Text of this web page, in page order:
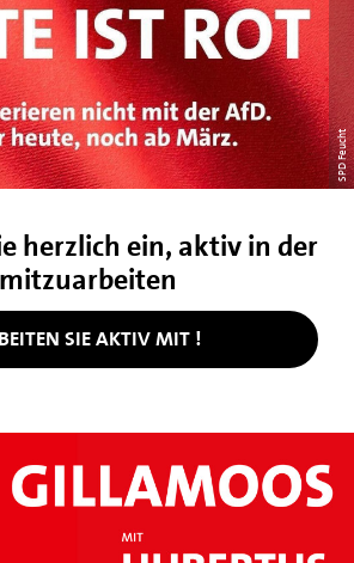
SPD Feucht
herzlich ein, aktiv in der
mitzuarbeiten
SIE AKTIV MIT !